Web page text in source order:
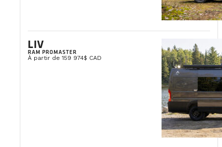
LIV
RAM PROMASTER
À partir de 159 974$ CAD